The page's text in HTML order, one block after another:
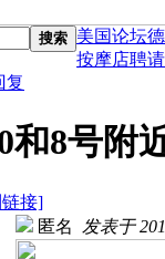
搜索 美国论坛
按摩店聘
和8号附
接]
匿名 发表于